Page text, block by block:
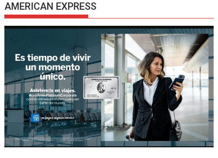
AMERICAN EXPRESS